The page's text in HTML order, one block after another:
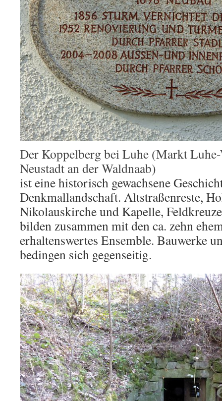
Der Koppelberg bei Luhe (Markt
Neustadt an der Waldnaab)
ist eine historisch gewachsene
Denkmallandschaft. Altstraßenreste,
Nikolauskirche und Kapelle,
bilden zusammen mit den ca. zehn
erhaltenswertes Ensemble. Bauwerke
bedingen sich gegenseitig.